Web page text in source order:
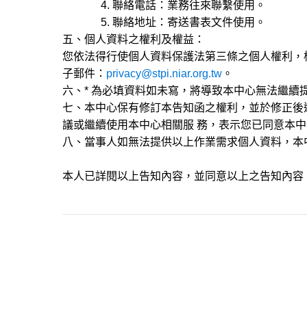
4. 聯絡電話：業務往來聯繫使用。
5. 聯絡地址：寄送書表文件使用。
五、個人資料之權利及權益：
您依法得行使個人資料保護法第三條之個人權利
子郵件： privacy@stpi.niar.org.tw 。
六、* 為必填資料如未寫，將導致本中心無法繼續
七、本中心保有修訂本告知函之權利，並於修正
議或繼續使用本中心相關服 務，表示您已同意本
八、當事人如無法提供以上作業需求個人資料，
本人已詳閱以上告知內容，並同意以上之告知內容